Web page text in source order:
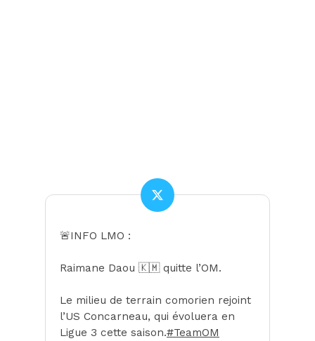
🚨INFO LMO :
Raimane Daou 🇰🇲 quitte l’OM.
Le milieu de terrain comorien rejoint
l’US Concarneau, qui évoluera en
Ligue 3 cette saison.#TeamOM